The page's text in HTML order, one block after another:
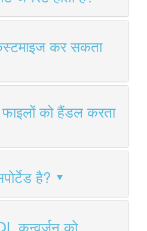
कर सकता
को हैंडल करता
है?
कन्वर्जन को